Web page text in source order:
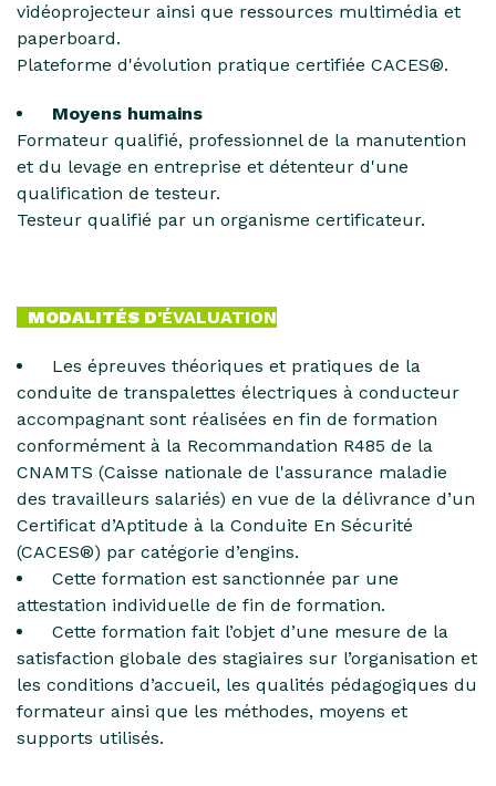
vidéoprojecteur ainsi que ressources multimédia et
paperboard.
Plateforme d'évolution pratique certifiée CACES®.
Moyens humains
Formateur qualifié, professionnel de la manutention
et du levage en entreprise et détenteur d'une
qualification de testeur.
Testeur qualifié par un organisme certificateur.
MODALITÉS D'ÉVALUATION
Les épreuves théoriques et pratiques de la
conduite de transpalettes électriques à conducteur
accompagnant sont réalisées en fin de formation
conformément à la Recommandation R485 de la
CNAMTS (Caisse nationale de l'assurance maladie
des travailleurs salariés) en vue de la délivrance d’un
Certificat d’Aptitude à la Conduite En Sécurité
(CACES®) par catégorie d’engins.
Cette formation est sanctionnée par une
attestation individuelle de fin de formation.
Cette formation fait l’objet d’une mesure de la
satisfaction globale des stagiaires sur l’organisation et
les conditions d’accueil, les qualités pédagogiques du
formateur ainsi que les méthodes, moyens et
supports utilisés.